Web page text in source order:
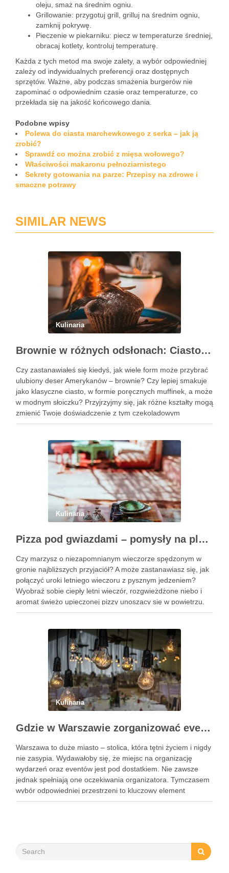
oleju, smaż na średnim ogniu.
Grillowanie: przygotuj grill, grilluj na średnim ogniu,
zamknij pokrywę.
Pieczenie w piekarniku: piecz w temperaturze średniej,
obracaj kotlety, kontroluj temperaturę.
Każda z tych metod ma swoje zalety, a wybór odpowiedniej
zależy od indywidualnych preferencji oraz dostępnych
sprzętów. Ważne, aby podczas smażenia burgerów nie
zapominać o odpowiednim czasie oraz temperaturze, co
przekłada się na jakość końcowego dania.
Podobne wpisy
Polewa do ciasta marchewkowego z serka – jak ją
zrobić?
Sprawdź co można zrobić z mięsa wołowego?
Właściwości makaronu pełnoziarnistego
Sekrety gotowania na parze: Przepisy na zdrowe i
smaczne potrawy
SIMILAR NEWS
Kulinaria
Brownie w różnych odsłonach: Ciasto, muffinki czy brownie w słoiczku?
Czy zastanawiałeś się kiedyś, jak wiele form może przybrać
ulubiony deser Amerykanów – brownie? Czy lepiej smakuje
jako klasyczne ciasto, w formie poręcznych muffinek, a może
w modnym słoiczku? Przyjrzyjmy się, jak różne kształty mogą
zmienić Twoje doświadczenie z tym czekoladowym
przysmakiem. Podobne wpisy Trzy pomysły na wykwintne
Kulinaria
Pizza pod gwiazdami – pomysły na plenerowy wieczór z przyjaciółmi
Czy marzysz o niezapomnianym wieczorze spędzonym w
gronie najbliższych przyjaciół? A może zastanawiasz się, jak
połączyć uroki letniego wieczoru z pysznym jedzeniem?
Wyobraź sobie ciepły letni wieczór, rozgwieżdżone niebo i
aromat świeżo upieczonej pizzy unoszący się w powietrzu.
Brzmi kusząco, prawda? W tym artykule pokażę Ci, jak
Kulinaria
Gdzie w Warszawie zorganizować event?
Warszawa to duże miasto – stolica, która tętni życiem i nigdy
nie zasypia. Wydawałoby się, że miejsc na organizację
wydarzeń oraz eventów jest pod dostatkiem. Nie zawsze
jednak spełniają one oczekiwania organizatora. Tymczasem
wybór odpowiedniej przestrzeni to kluczowy element
organizacji każdego wydarzenia. Podpowiadamy zatem,